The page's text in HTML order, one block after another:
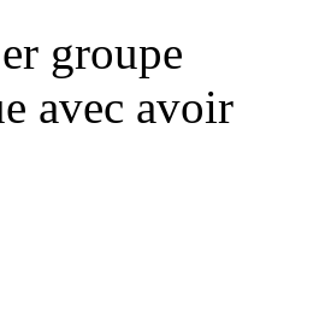
groupe
avec avoir